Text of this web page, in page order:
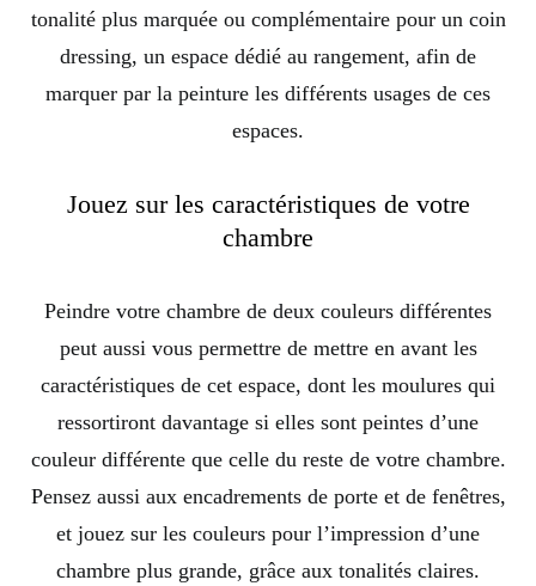
tonalité plus marquée ou complémentaire pour un coin
dressing, un espace dédié au rangement, afin de
marquer par la peinture les différents usages de ces
espaces.
Jouez sur les caractéristiques de votre
chambre
Peindre votre chambre de deux couleurs différentes
peut aussi vous permettre de mettre en avant les
caractéristiques de cet espace, dont les moulures qui
ressortiront davantage si elles sont peintes d’une
couleur différente que celle du reste de votre chambre.
Pensez aussi aux encadrements de porte et de fenêtres,
et jouez sur les couleurs pour l’impression d’une
chambre plus grande, grâce aux tonalités claires.